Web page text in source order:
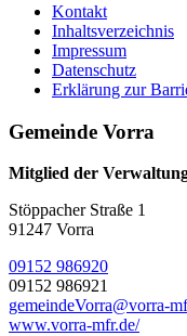
Kontakt
Inhaltsverzeichnis
Impressum
Datenschutz
Erklärung zur
Gemeinde Vorra
Mitglied der
Stöppacher Straße 1
91247 Vorra
09152 986920
09152 986921
gemeindeVorra@vorra-
www.vorra-mfr.de/